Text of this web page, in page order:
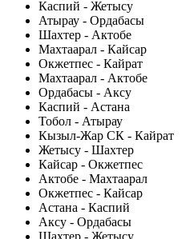
Каспий - Жетысу
Атырау - Ордабасы
Шахтер - Актобе
Махтаарал - Кайсар
Окжетпес - Кайрат
Махтаарал - Актобе
Ордабасы - Аксу
Каспий - Астана
Тобол - Атырау
Кызыл-Жар СК - Кайрат
Жетысу - Шахтер
Кайсар - Окжетпес
Актобе - Махтаарал
Окжетпес - Кайсар
Астана - Каспий
Аксу - Ордабасы